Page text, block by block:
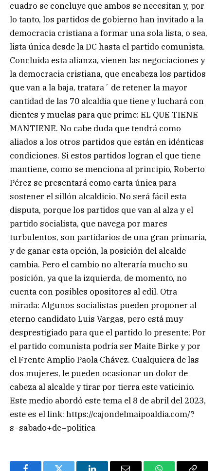
cuadro se concluye que ambos se necesitan y, por
lo tanto, los partidos de gobierno han invitado a la
democracia cristiana a formar una sola lista, o sea,
lista única desde la DC hasta el partido comunista.
Concluida esta alianza, vienen las negociaciones y
la democracia cristiana, que encabeza los partidos
que van a la baja, tratara´ de retener la mayor
cantidad de las 70 alcaldía que tiene y luchará con
dientes y muelas para que prime: EL QUE TIENE
MANTIENE. No cabe duda que tendrá como
aliados a los otros partidos que están en idénticas
condiciones. Si estos partidos logran el que tiene
mantiene, como se menciona al principio, Roberto
Pérez se presentará como carta única para
sostener el sillón alcaldicio. No será fácil esta
disputa, porque los partidos que van al alza y el
partido socialista, que navega por mares
turbulentos, son partidarios de una gran primaria,
y de ganar esta opción, la posición del alcalde
cambia. Pero el cambio no alteraría mucho su
posición, ya que la izquierda, de momento, no
cuenta con posibles opositores al edil. Otra
mirada: Algunos socialistas pueden proponer al
eterno candidato Luis Vargas, pero está muy
desprestigiado para que el partido lo presente; Por
el partido comunista podría ser Maite Birke y por
el Frente Amplio Paola Chávez. Cualquiera de las
dos mujeres, le pueden ocasionar un dolor de
cabeza al alcalde y tirar por tierra este vaticinio.
Este medio abordó este tema el 8 de abril del 2023,
este es el link: https://cajondelmaipoaldia.com/?
s=sabado+de+politica